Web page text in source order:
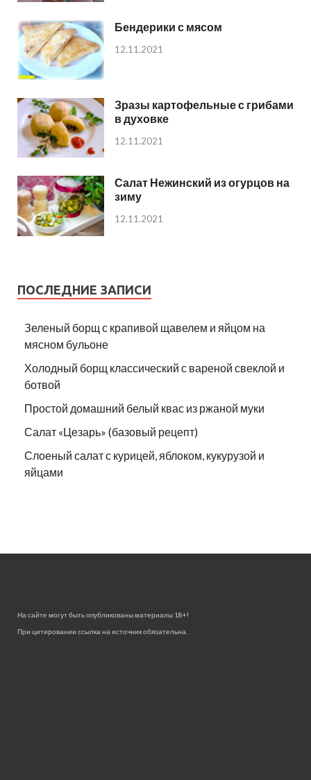
Бендерики с мясом
12.11.2021
Зразы картофельные с грибами
в духовке
12.11.2021
Салат Нежинский из огурцов на
зиму
12.11.2021
ПОСЛЕДНИЕ ЗАПИСИ
Зеленый борщ с крапивой щавелем и яйцом на
мясном бульоне
Холодный борщ классический с вареной свеклой и
ботвой
Простой домашний белый квас из ржаной муки
Салат «Цезарь» (базовый рецепт)
Слоеный салат с курицей, яблоком, кукурузой и
яйцами
На сайте могут быть опубликованы материалы 18+!
При цитировании ссылка на источник обязательна.